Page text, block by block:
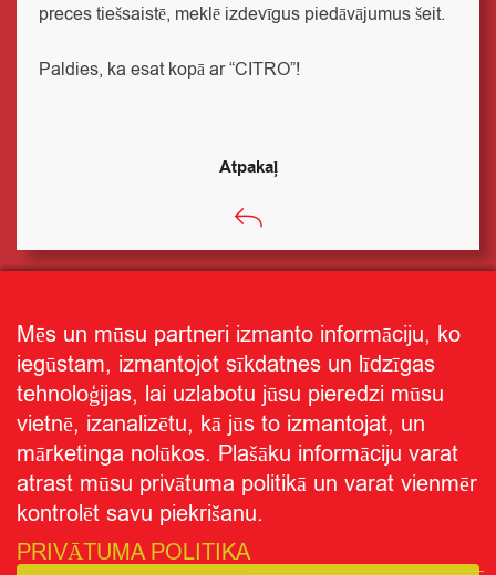
preces tiešsaistē, meklē izdevīgus piedāvājumusšeit.
Paldies, ka esat kopā ar “CITRO”!
Atpakaļ
Receptes
Mēs un mūsu partneri izmanto informāciju, ko
iegūstam, izmantojot sīkdatnes un līdzīgas
tehnoloģijas, lai uzlabotu jūsu pieredzi mūsu
vietnē, izanalizētu, kā jūs to izmantojat, un
mārketinga nolūkos. Plašāku informāciju varat
atrast mūsu privātuma politikā un varat vienmēr
kontrolēt savu piekrišanu.
PRIVĀTUMA POLITIKA